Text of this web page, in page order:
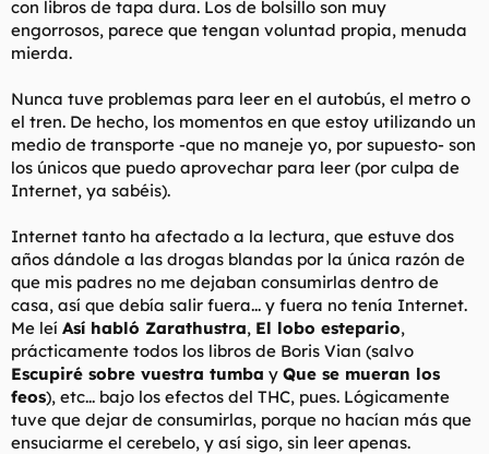
con libros de tapa dura. Los de bolsillo son muy
engorrosos, parece que tengan voluntad propia, menuda
mierda.
Nunca tuve problemas para leer en el autobús, el metro o
el tren. De hecho, los momentos en que estoy utilizando un
medio de transporte -que no maneje yo, por supuesto- son
los únicos que puedo aprovechar para leer (por culpa de
Internet, ya sabéis).
Internet tanto ha afectado a la lectura, que estuve dos
años dándole a las drogas blandas por la única razón de
que mis padres no me dejaban consumirlas dentro de
casa, así que debía salir fuera... y fuera no tenía Internet.
Me leí Así habló Zarathustra, El lobo estepario,
prácticamente todos los libros de Boris Vian (salvo
Escupiré sobre vuestra tumba y Que se mueran los
feos), etc... bajo los efectos del THC, pues. Lógicamente
tuve que dejar de consumirlas, porque no hacían más que
ensuciarme el cerebelo, y así sigo, sin leer apenas.